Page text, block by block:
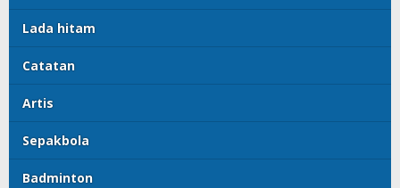
Lada hitam
Catatan
Artis
Sepakbola
Badminton